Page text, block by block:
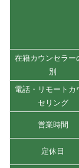
在籍カウンセラー
別
電話・リモートカ
セリング
営業時間
定休日